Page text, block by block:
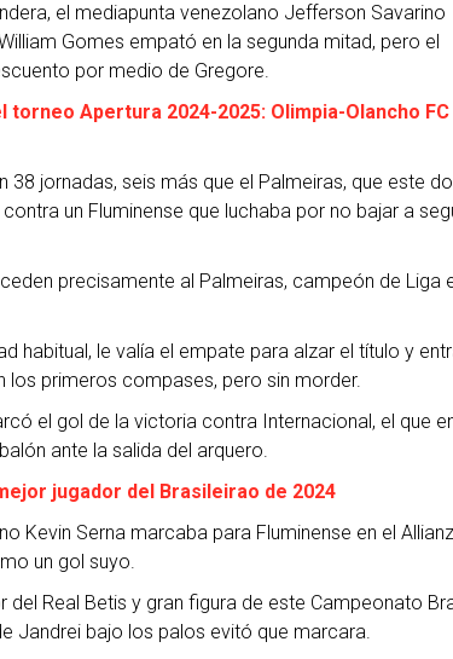
el mediapunta venezolano Jefferson Savarino
Gomes empató en la segunda mitad, pero el
por medio de Gregore.
torneo Apertura 2024-2025: Olimpia-Olancho FC
38 jornadas, seis más que el Palmeiras, que este
un Fluminense que luchaba por no bajar a
precisamente al Palmeiras, campeón de Liga
habitual, le valía el empate para alzar el título y
primeros compases, pero sin morder.
el gol de la victoria contra Internacional, el que
ante la salida del arquero.
jugador del Brasileirao de 2024
Kevin Serna marcaba para Fluminense en el
un gol suyo.
del Real Betis y gran figura de este Campeonato
Jandrei bajo los palos evitó que marcara.